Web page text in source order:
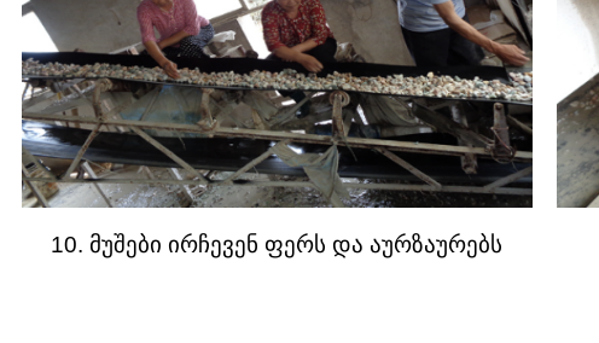
10. მუშები ირჩევენ ფერს და აურზაურებს